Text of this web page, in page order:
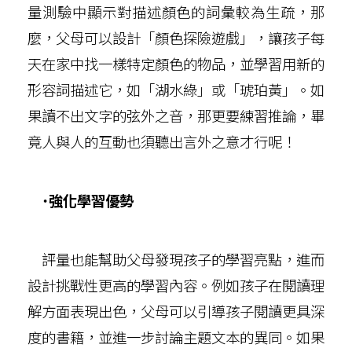
量測驗中顯示對描述顏色的詞彙較為生疏，那
麼，父母可以設計「顏色探險遊戲」，讓孩子每
天在家中找一樣特定顏色的物品，並學習用新的
形容詞描述它，如「湖水綠」或「琥珀黃」。如
果讀不出文字的弦外之音，那更要練習推論，畢
竟人與人的互動也須聽出言外之意才行呢！
˙強化學習優勢
評量也能幫助父母發現孩子的學習亮點，進而
設計挑戰性更高的學習內容。例如孩子在閱讀理
解方面表現出色，父母可以引導孩子閱讀更具深
度的書籍，並進一步討論主題文本的異同。如果